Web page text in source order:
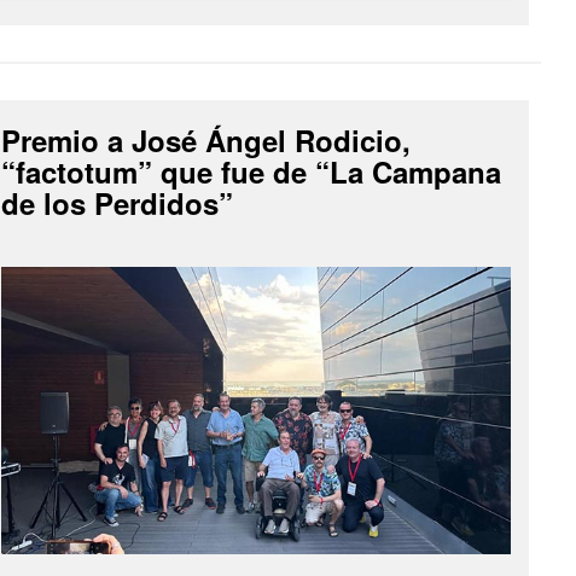
Premio a José Ángel Rodicio,
“factotum” que fue de “La Campana
de los Perdidos”